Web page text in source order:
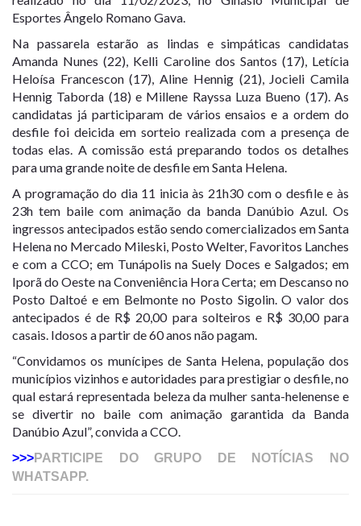
Esportes Ângelo Romano Gava.
Na passarela estarão as lindas e simpáticas candidatas
Amanda Nunes (22), Kelli Caroline dos Santos (17), Letícia
Heloísa Francescon (17), Aline Hennig (21), Jocieli Camila
Hennig Taborda (18) e Millene Rayssa Luza Bueno (17). As
candidatas já participaram de vários ensaios e a ordem do
desfile foi deicida em sorteio realizada com a presença de
todas elas. A comissão está preparando todos os detalhes
para uma grande noite de desfile em Santa Helena.
A programação do dia 11 inicia às 21h30 com o desfile e às
23h tem baile com animação da banda Danúbio Azul. Os
ingressos antecipados estão sendo comercializados em Santa
Helena no Mercado Mileski, Posto Welter, Favoritos Lanches
e com a CCO; em Tunápolis na Suely Doces e Salgados; em
Iporã do Oeste na Conveniência Hora Certa; em Descanso no
Posto Daltoé e em Belmonte no Posto Sigolin. O valor dos
antecipados é de R$ 20,00 para solteiros e R$ 30,00 para
casais. Idosos a partir de 60 anos não pagam.
“Convidamos os munícipes de Santa Helena, população dos
municípios vizinhos e autoridades para prestigiar o desfile, no
qual estará representada beleza da mulher santa-helenense e
se divertir no baile com animação garantida da Banda
Danúbio Azul”, convida a CCO.
>>>PARTICIPE DO GRUPO DE NOTÍCIAS NO
WHATSAPP.